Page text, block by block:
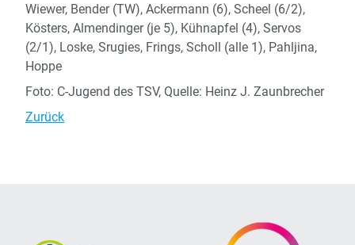
Wiewer, Bender (TW), Ackermann (6), Scheel (6/2),
Kösters, Almendinger (je 5), Kühnapfel (4), Servos
(2/1), Loske, Srugies, Frings, Scholl (alle 1), Pahljina,
Hoppe
Foto: C-Jugend des TSV, Quelle: Heinz J. Zaunbrecher
Zurück